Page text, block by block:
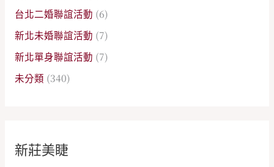
台北二婚聯誼活動 (6)
新北未婚聯誼活動 (7)
新北單身聯誼活動 (7)
未分類 (340)
新莊美睫